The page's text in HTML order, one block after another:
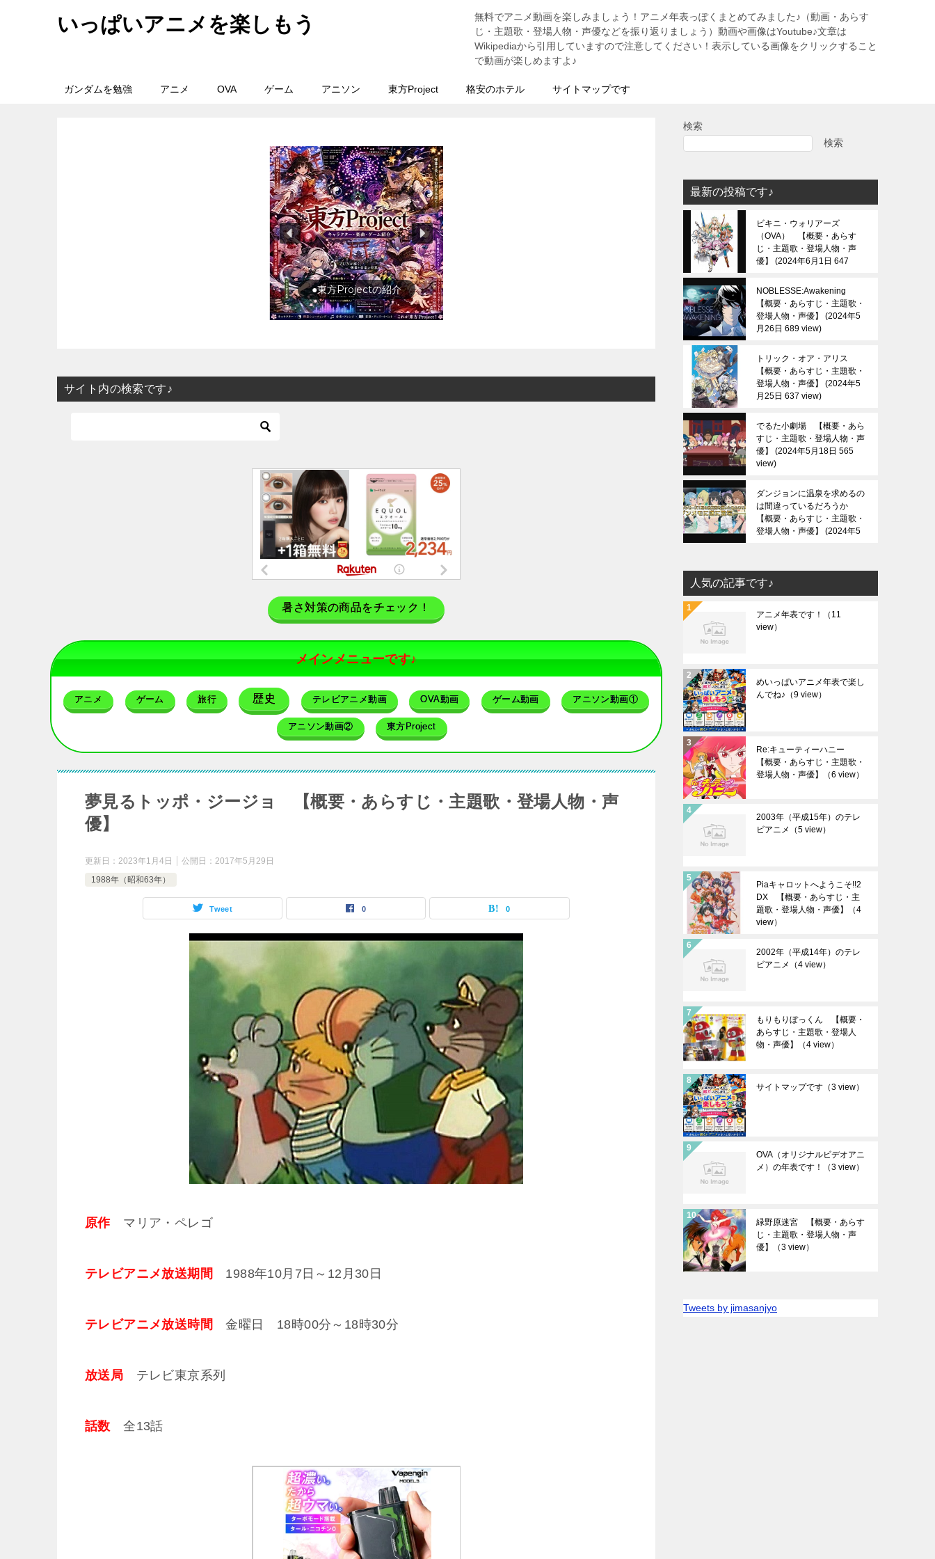
いっぱいアニメを楽しもう
無料でアニメ動画を楽しみましょう！アニメ年表っぽくまとめてみました♪（動画・あらす
じ・主題歌・登場人物・声優などを振り返りましょう）動画や画像はYoutube♪文章は
Wikipediaから引用していますので注意してください！表示している画像をクリックすること
で動画が楽しめますよ♪
ガンダムを勉強 アニメ OVA ゲーム アニソン 東方Project 格安のホテル サイトマップです
●東方Projectの紹介
サイト内の検索です♪
暑さ対策の商品をチェック！
メインメニューです♪
アニメ ゲーム 旅行 歴史 テレビアニメ動画 OVA動画 ゲーム動画 アニソン動画①
アニソン動画② 東方Project
夢見るトッポ・ジージョ 【概要・あらすじ・主題歌・登場人物・声
優】
更新日： 2023年1月4日 公開日： 2017年5月29日
1988年（昭和63年）
Tweet 0 0
原作マリア・ペレゴ
テレビアニメ放送期間 1988年10月7日～12月30日
テレビアニメ放送時間 金曜日 18時00分～18時30分
放送局 テレビ東京系列
話数 全13話
検索
検索
最新の投稿です♪
ビキニ・ウォリアーズ
（OVA） 【概要・あらす
じ・主題歌・登場人物・声
優】
2024年6月1日 647
NOBLESSE:Awakening
【概要・あらすじ・主題歌・
登場人物・声優】
2024年5
月26日 689 view
トリック・オア・アリス
【概要・あらすじ・主題歌・
登場人物・声優】
2024年5
月25日 637 view
でるた小劇場 【概要・あら
すじ・主題歌・登場人物・声
優】
2024年5月18日 565
view
ダンジョンに温泉を求めるの
は間違っているだろうか
【概要・あらすじ・主題歌・
登場人物・声優】
2024年5
人気の記事です♪
アニメ年表です！
（11
view）
めいっぱいアニメ年表で楽し
んでね♪ （9 view）
Re:キューティーハニー
【概要・あらすじ・主題歌・
登場人物・声優】
（6 view）
2003年（平成15年）のテレ
ビアニメ
（5 view）
Piaキャロットへようこそ!!2
DX 【概要・あらすじ・主
題歌・登場人物・声優】
（4
view）
2002年（平成14年）のテレ
ビアニメ
（4 view）
もりもりぼっくん 【概要・
あらすじ・主題歌・登場人
物・声優】
（4 view）
サイトマップです （3 view）
OVA（オリジナルビデオアニ
メ）の年表です！
（3 view）
緑野原迷宮 【概要・あらす
じ・主題歌・登場人物・声
優】
（3 view）
Tweets by jimasanjyo